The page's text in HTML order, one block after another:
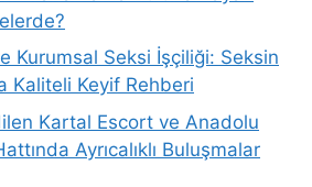
Kurumsal Seksi İşçiliği: Seksin
Kaliteli Keyif Rehberi
Kartal Escort ve Anadolu
Ayrıcalıklı Buluşmalar